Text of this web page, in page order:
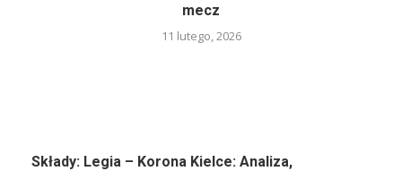
mecz
11 lutego, 2026
Składy: Legia – Korona Kielce: Analiza,